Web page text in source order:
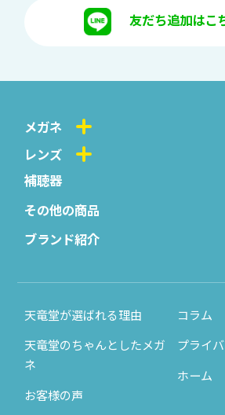
友だち追加はこ
メガネ
レンズ
補聴器
その他の商品
ブランド紹介
天竜堂が選ばれる理由
天竜堂のちゃんとしたメガ
ネ
お客様の声
コラム
プライ
ホーム